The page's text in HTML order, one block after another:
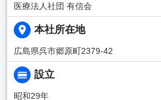
医療法人社団 有信会
本社所在地
広島県呉市郷原町2379-42
設立
昭和29年